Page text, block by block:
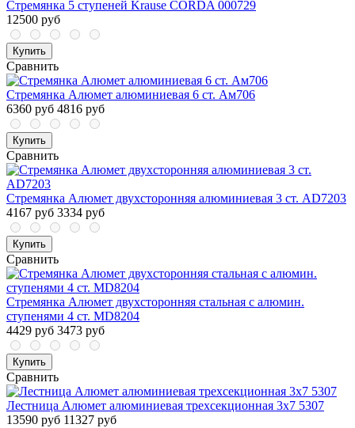
Стремянка 5 ступеней Krause CORDA 000729
12500 руб
Купить
Сравнить
Стремянка Алюмет алюминиевая 6 ст. Ам706
6360 руб 4816 руб
Купить
Сравнить
Стремянка Алюмет двухсторонняя алюминиевая 3 ст. AD7203
4167 руб 3334 руб
Купить
Сравнить
Стремянка Алюмет двухсторонняя стальная с алюмин.
ступенями 4 ст. MD8204
4429 руб 3473 руб
Купить
Сравнить
Лестница Алюмет алюминиевая трехсекционная 3x7 5307
13590 руб 11327 руб